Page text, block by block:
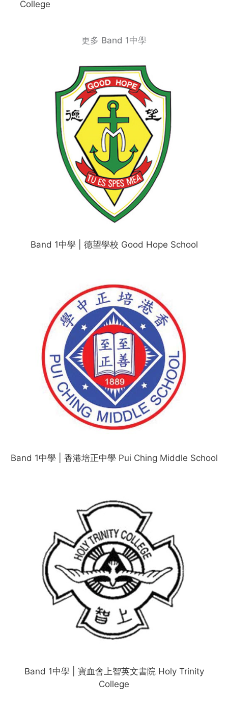
College
更多 Band 1中學
Band 1中學 | 德望學校 Good Hope School
Band 1中學 | 香港培正中學 Pui Ching Middle School
Band 1中學 | 寶血會上智英文書院 Holy Trinity
College